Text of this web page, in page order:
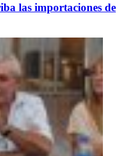
las importaciones de